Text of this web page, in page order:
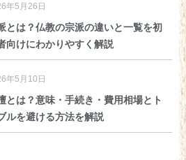
とは？仏教の宗派の違いと一覧を初
向けにわかりやすく解説
年5月26日
とは？意味・手続き・費用相場とト
ルを避ける方法を解説
年5月10日